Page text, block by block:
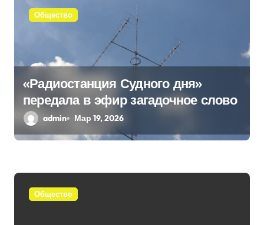
Общество
«Радиостанция Судного дня»
передала в эфир загадочное слово
admin Мар 19, 2026
Общество